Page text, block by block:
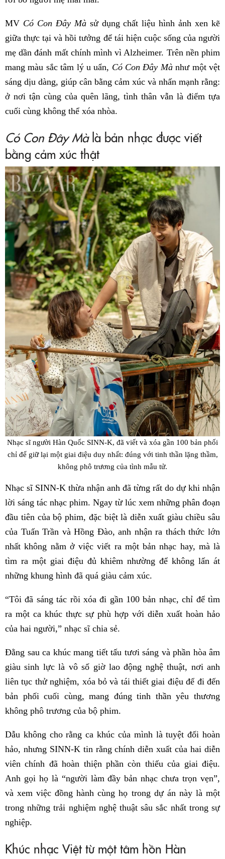
MV Có Con Đây Màsử dụng chất liệu hình ảnh xen kẽ
giữa thực tại và hồi tưởng để tái hiện cuộc sống của người
mẹ dần đánh mất chính mình vì Alzheimer. Trên nền phim
mang màu sắc tâm lý u uẩn, Có Con Đây Mànhư một vệt
sáng dịu dàng, giúp cân bằng cảm xúc và nhấn mạnh rằng:
ở nơi tận cùng của quên lãng, tình thân vẫn là điểm tựa
cuối cùng không thể xóa nhòa.
Có Con Đây Màlà bản nhạc được viết
bằng cảm xúc thật
Nhạc sĩ người Hàn Quốc SINN-K, đã viết và xóa gần 100 bản phối
chỉ để giữ lại một giai điệu duy nhất: đúng với tinh thần lặng thầm,
không phô trương của tình mẫu tử.
Nhạc sĩ SINN-K thừa nhận anh đã từng rất do dự khi nhận
lời sáng tác nhạc phim. Ngay từ lúc xem những phân đoạn
đầu tiên của bộ phim, đặc biệt là diễn xuất giàu chiều sâu
của Tuấn Trần và Hồng Đào, anh nhận ra thách thức lớn
nhất không nằm ở việc viết ra một bản nhạc hay, mà là
tìm ra một giai điệu đủ khiêm nhường để không lấn át
những khung hình đã quá giàu cảm xúc.
“Tôi đã sáng tác rồi xóa đi gần 100 bản nhạc, chỉ để tìm
ra một ca khúc thực sự phù hợp với diễn xuất hoàn hảo
của hai người,” nhạc sĩ chia sẻ.
Đằng sau ca khúc mang tiết tấu tươi sáng và phần hòa âm
giàu sinh lực là vô số giờ lao động nghệ thuật, nơi anh
liên tục thử nghiệm, xóa bỏ và tái thiết giai điệu để đi đến
bản phối cuối cùng, mang đúng tinh thần yêu thương
không phô trương của bộ phim.
Dẫu không cho rằng ca khúc của mình là tuyệt đối hoàn
hảo, nhưng SINN-K tin rằng chính diễn xuất của hai diễn
viên chính đã hoàn thiện phần còn thiếu của giai điệu.
Anh gọi họ là “người làm đầy bản nhạc chưa trọn vẹn”,
và xem việc đồng hành cùng họ trong dự án này là một
trong những trải nghiệm nghệ thuật sâu sắc nhất trong sự
nghiệp.
Khúc nhạc Việt từ một tâm hồn Hàn